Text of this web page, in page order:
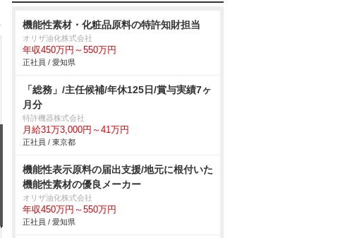
機能性素材・化粧品原料の特許知財担当
オリザ油化株式会社
年収450万円～550万円
正社員 / 愛知県
「総務」/主任候補/年休125日/賞与実績7ヶ
月分
特許機器株式会社
月給31万3,000円～41万円
正社員 / 東京都
機能性表示原料の届出支援/地元に根付いた
機能性素材の優良メーカー
オリザ油化株式会社
年収450万円～550万円
正社員 / 愛知県